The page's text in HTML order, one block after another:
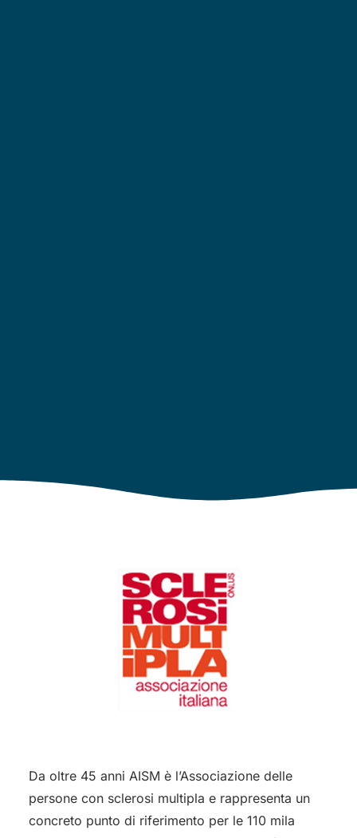
Da oltre 45 anni AISM è l’Associazione delle
persone con sclerosi multipla e rappresenta un
concreto punto di riferimento per le 110 mila